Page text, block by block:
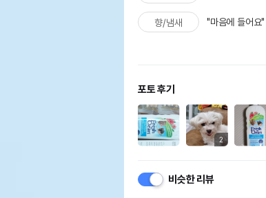
향/냄새 "마음에 들어요"
포토 후기
2
비슷한 리뷰